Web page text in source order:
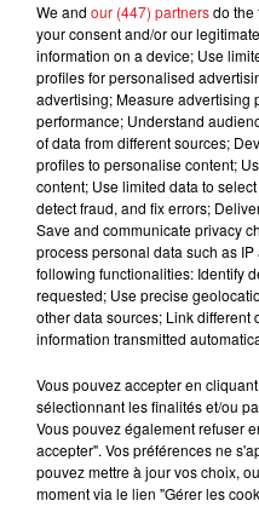
il fait aussi parti des
quinté cet hiver. En
au bon moment et
En
FILS D'ACTUS
We and our (447) partnersdo the
your consent and/or our
information on a device; Use
profiles for personalised
advertising; Measure advertising
performance; Understand
of data from different sources;
profiles to personalise content;
content; Use limited data to
detect fraud, and fix errors;
Save and communicate privacy
process personal data such as
following functionalities: Identify
requested; Use precise
other data sources; Link different
information transmitted
Vous pouvez accepter en
sélectionnant les finalités et/ou
Vous pouvez également refuser
accepter". Vos préférences ne
pouvez mettre à jour vos choix,
moment via le lien "Gérer les